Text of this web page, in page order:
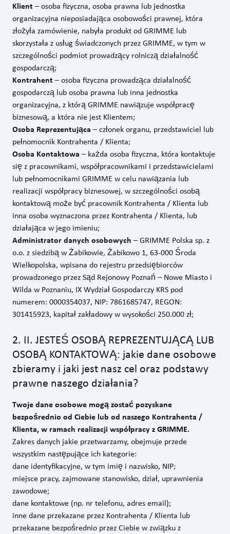
Klient – osoba fizyczna, osoba prawna lub jednostka
organizacyjna nieposiadająca osobowości prawnej, która
złożyła zamówienie, nabyła produkt od GRIMME lub
skorzystała z usług świadczonych przez GRIMME, w tym w
szczególności podmiot prowadzący rolniczą działalność
gospodarczą;
Kontrahent – osoba fizyczna prowadząca działalność
gospodarczą lub osoba prawna lub inna jednostka
organizacyjna, z którą GRIMME nawiązuje współpracę
biznesową, a która nie jest Klientem;
Osoba Reprezentująca – członek organu, przedstawiciel lub
pełnomocnik Kontrahenta / Klienta;
Osoba Kontaktowa – każda osoba fizyczna, która kontaktuje
się z pracownikami, współpracownikami i przedstawicielami
lub pełnomocnikami GRIMME w celu nawiązania lub
realizacji współpracy biznesowej, w szczególności osobą
kontaktową może być pracownik Kontrahenta / Klienta lub
inna osoba wyznaczona przez Kontrahenta / Klienta, lub
działająca w jego imieniu;
Administrator danych osobowych – GRIMME Polska sp. z
o.o. z siedzibą w Żabikowie, Żabikowo 1, 63-000 Środa
Wielkopolska, wpisana do rejestru przedsiębiorców
prowadzonego przez Sąd Rejonowy Poznań – Nowe Miasto i
Wilda w Poznaniu, IX Wydział Gospodarczy KRS pod
numerem: 0000354037, NIP: 7861685747, REGON:
301415923, kapitał zakładowy w wysokości 250.000 zł;
2. II. JESTEŚ OSOBĄ REPREZENTUJĄCĄ LUB
OSOBĄ KONTAKTOWĄ: jakie dane osobowe
zbieramy i jaki jest nasz cel oraz podstawy
prawne naszego działania?
Twoje dane osobowe mogą zostać pozyskane
bezpośrednio od Ciebie lub od naszego Kontrahenta /
Klienta, w ramach realizacji współpracy z GRIMME.
Zakres danych jakie przetwarzamy, obejmuje przede
wszystkim następujące ich kategorie:
dane identyfikacyjne, w tym imię i nazwisko, NIP;
miejsce pracy, zajmowane stanowisko, dział, uprawnienia
zawodowe;
dane kontaktowe (np. nr telefonu, adres email);
inne dane przekazane przez Kontrahenta / Klienta lub
przekazane bezpośrednio przez Ciebie w związku z